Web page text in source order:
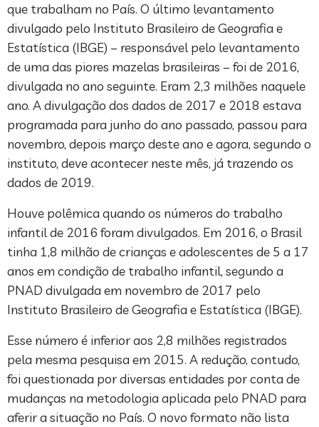
que trabalham no País. O último levantamento
divulgado pelo Instituto Brasileiro de Geografia e
Estatística (IBGE) – responsável pelo levantamento
de uma das piores mazelas brasileiras – foi de 2016,
divulgada no ano seguinte. Eram 2,3 milhões naquele
ano. A divulgação dos dados de 2017 e 2018 estava
programada para junho do ano passado, passou para
novembro, depois março deste ano e agora, segundo o
instituto, deve acontecer neste mês, já trazendo os
dados de 2019.
Houve polêmica quando os números do trabalho
infantil de 2016 foram divulgados. Em 2016, o Brasil
tinha 1,8 milhão de crianças e adolescentes de 5 a 17
anos em condição de trabalho infantil, segundo a
PNAD divulgada em novembro de 2017 pelo
Instituto Brasileiro de Geografia e Estatística (IBGE).
Esse número é inferior aos 2,8 milhões registrados
pela mesma pesquisa em 2015. A redução, contudo,
foi questionada por diversas entidades por conta de
mudanças na metodologia aplicada pelo PNAD para
aferir a situação no País. O novo formato não lista